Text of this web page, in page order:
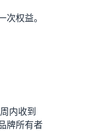
权益。
内收到
牌所有者